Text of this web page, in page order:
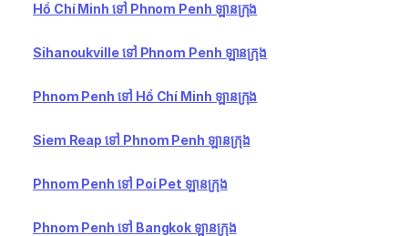
Hồ Chí Minh ទៅ Phnom Penh ឡានក្រុង
Sihanoukville ទៅ Phnom Penh ឡានក្រុង
Phnom Penh ទៅ Hồ Chí Minh ឡានក្រុង
Siem Reap ទៅ Phnom Penh ឡានក្រុង
Phnom Penh ទៅ Poi Pet ឡានក្រុង
Phnom Penh ទៅ Bangkok ឡានក្រុង